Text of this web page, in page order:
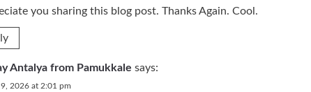
you sharing this blog post. Thanks Again. Cool.
Antalya from Pamukkale says:
9, 2026 at 2:01 pm